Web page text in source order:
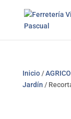
Inicio/
Jardín /